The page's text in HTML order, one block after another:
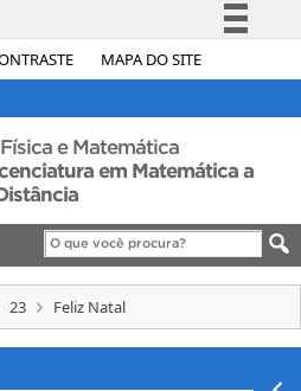
MAPA DO SITE
Simplifique!
Acesso à informação
Canais
e Matemática
em Matemática a
23 Feliz Natal